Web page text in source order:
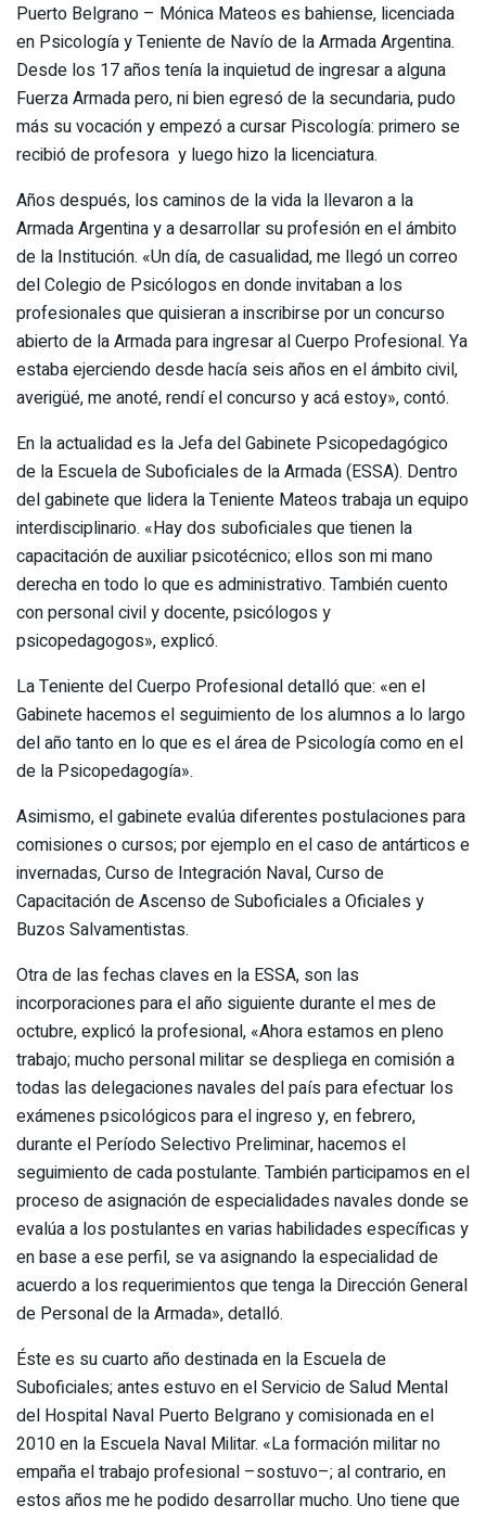
Puerto Belgrano – Mónica Mateos es bahiense, licenciada
en Psicología y Teniente de Navío de la Armada Argentina.
Desde los 17 años tenía la inquietud de ingresar a alguna
Fuerza Armada pero, ni bien egresó de la secundaria, pudo
más su vocación y empezó a cursar Piscología: primero se
recibió de profesora y luego hizo la licenciatura.
Años después, los caminos de la vida la llevaron a la
Armada Argentina y a desarrollar su profesión en el ámbito
de la Institución. «Un día, de casualidad, me llegó un correo
del Colegio de Psicólogos en donde invitaban a los
profesionales que quisieran a inscribirse por un concurso
abierto de la Armada para ingresar al Cuerpo Profesional. Ya
estaba ejerciendo desde hacía seis años en el ámbito civil,
averigüé, me anoté, rendí el concurso y acá estoy», contó.
En la actualidad es la Jefa del Gabinete Psicopedagógico
de la Escuela de Suboficiales de la Armada (ESSA). Dentro
del gabinete que lidera la Teniente Mateos trabaja un equipo
interdisciplinario. «Hay dos suboficiales que tienen la
capacitación de auxiliar psicotécnico; ellos son mi mano
derecha en todo lo que es administrativo. También cuento
con personal civil y docente, psicólogos y
psicopedagogos», explicó.
La Teniente del Cuerpo Profesional detalló que: «en el
Gabinete hacemos el seguimiento de los alumnos a lo largo
del año tanto en lo que es el área de Psicología como en el
de la Psicopedagogía».
Asimismo, el gabinete evalúa diferentes postulaciones para
comisiones o cursos; por ejemplo en el caso de antárticos e
invernadas, Curso de Integración Naval, Curso de
Capacitación de Ascenso de Suboficiales a Oficiales y
Buzos Salvamentistas.
Otra de las fechas claves en la ESSA, son las
incorporaciones para el año siguiente durante el mes de
octubre, explicó la profesional, «Ahora estamos en pleno
trabajo; mucho personal militar se despliega en comisión a
todas las delegaciones navales del país para efectuar los
exámenes psicológicos para el ingreso y, en febrero,
durante el Período Selectivo Preliminar, hacemos el
seguimiento de cada postulante. También participamos en el
proceso de asignación de especialidades navales donde se
evalúa a los postulantes en varias habilidades específicas y
en base a ese perfil, se va asignando la especialidad de
acuerdo a los requerimientos que tenga la Dirección General
de Personal de la Armada», detalló.
Éste es su cuarto año destinada en la Escuela de
Suboficiales; antes estuvo en el Servicio de Salud Mental
del Hospital Naval Puerto Belgrano y comisionada en el
2010 en la Escuela Naval Militar. «La formación militar no
empaña el trabajo profesional –sostuvo–; al contrario, en
estos años me he podido desarrollar mucho. Uno tiene que